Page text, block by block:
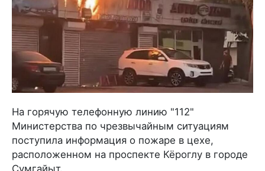
На горячую телефонную линию "112"
Министерства по чрезвычайным ситуациям
поступила информация о пожаре в цехе,
расположенном на проспекте Кёроглу в городе
Сумгайыт.